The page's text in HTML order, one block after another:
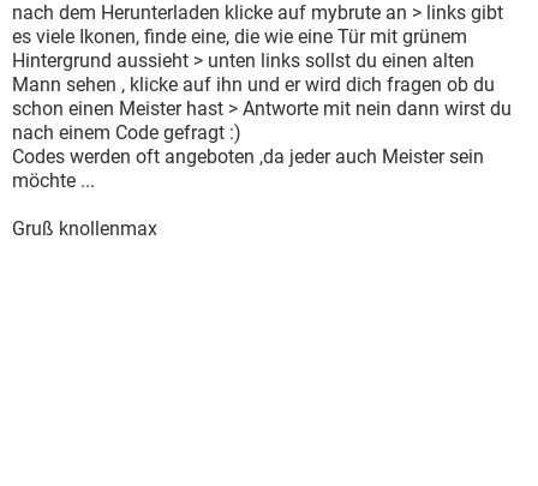
nach dem Herunterladen klicke auf mybrute an > links gibt
es viele Ikonen, finde eine, die wie eine Tür mit grünem
Hintergrund aussieht > unten links sollst du einen alten
Mann sehen , klicke auf ihn und er wird dich fragen ob du
schon einen Meister hast > Antworte mit nein dann wirst du
nach einem Code gefragt :)
Codes werden oft angeboten ,da jeder auch Meister sein
möchte ...
Gruß knollenmax